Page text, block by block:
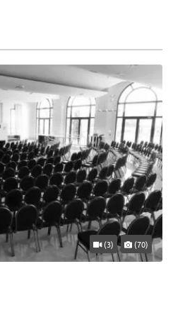
(3) (70)